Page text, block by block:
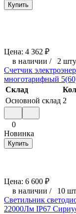
Купить
Цена: 4 362 ₽
в наличии / 2
Счетчик
многотарифный
Склад
Основной склад 2
0
Новинка
Купить
Цена: 6 600 ₽
в наличии / 10
Светильник
22000Лм IP67